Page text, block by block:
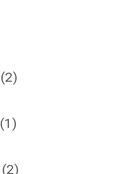
(2)
(1)
(2)